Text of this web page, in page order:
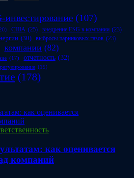
инвестирование (107)
США (25) внедрение ESG в компании (23)
(30) выбросы парниковых газов (23)
компании (82)
(17) отчетность (32)
регулирование (19)
(178)
как оценивается
компаний